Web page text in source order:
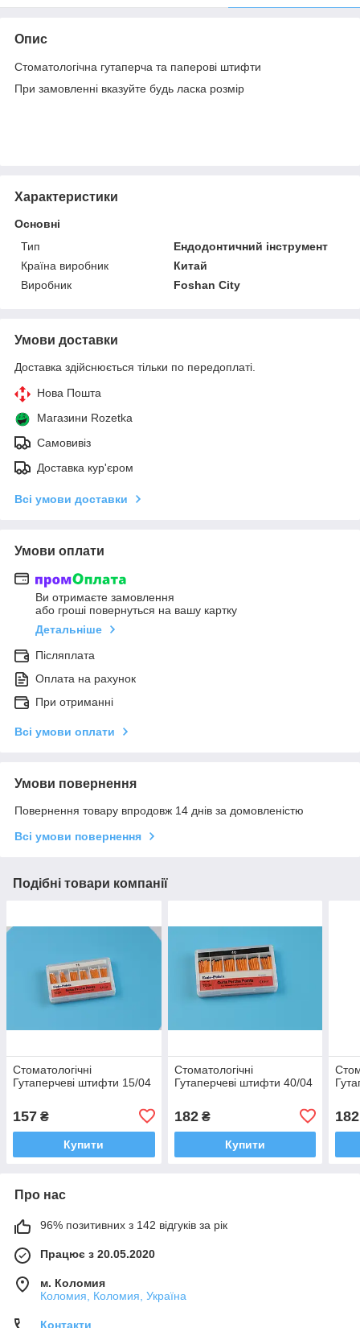
Опис
Стоматологічна гутаперча та паперові штифти
При замовленні вказуйте будь ласка розмір
Характеристики
Основні
Тип
Ендодонтичний інструмент
Країна виробник
Китай
Виробник
Foshan City
Умови доставки
Доставка здійснюється тільки по передоплаті.
Нова Пошта
Магазини Rozetka
Самовивіз
Доставка кур'єром
Всі умови доставки
Умови оплати
Ви отримаєте замовлення
або гроші повернуться на вашу картку
Детальніше
Післяплата
Оплата на рахунок
При отриманні
Всі умови оплати
Умови повернення
Повернення товару впродовж 14 днів за домовленістю
Всі умови повернення
Подібні товари компанії
Стоматологічні
Гутаперчеві штифти 15/04
157 ₴
Купити
Стоматологічні
Гутаперчеві штифти 40/04
182₴
Купити
182
Про нас
96% позитивних з 142 відгуків за рік
Працює з 20.05.2020
м. Коломия
Коломия, Коломия, Україна
Контакти